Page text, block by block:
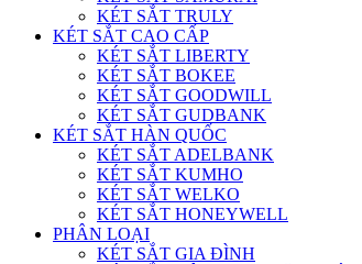
KÉT SẮT TRULY
KÉT SẮT CAO CẤP
KÉT SẮT LIBERTY
KÉT SẮT BOKEE
KÉT SẮT GOODWILL
KÉT SẮT GUDBANK
KÉT SẮT HÀN QUỐC
KÉT SẮT ADELBANK
KÉT SẮT KUMHO
KÉT SẮT WELKO
KÉT SẮT HONEYWELL
PHÂN LOẠI
KÉT SẮT GIA ĐÌNH